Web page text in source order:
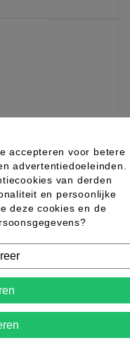
100ml
om te bestellen.
accepteren voor betere
advertentiedoeleinden.
van derden
en persoonlijke
deze cookies en de